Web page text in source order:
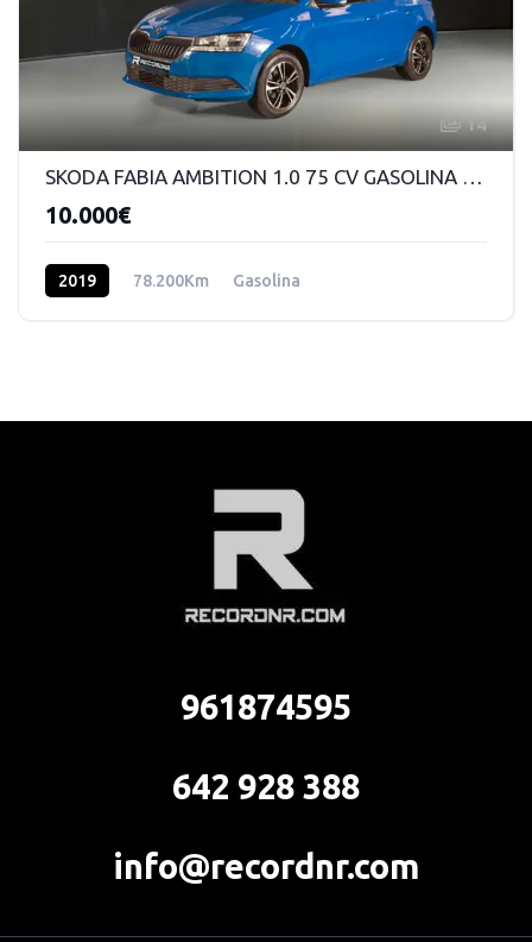
14
SKODA FABIA AMBITION 1.0 75 CV GASOLINA MANUAL 5VEL
10.000€
2019 78.200Km Gasolina
961874595
642 928 388
info@recordnr.com